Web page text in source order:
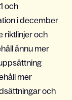
och
i december
riktlinjer och
ännu mer
mer
och